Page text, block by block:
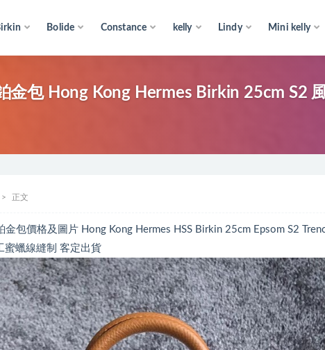
Bolide Constance kelly Lindy Mini kelly
金包 Hong Kong Hermes Birkin 25cm S2
正文
包價格及圖片 Hong Kong Hermes HSS Birkin 25cm Epsom S2
蜜蠟線縫制 客定出貨